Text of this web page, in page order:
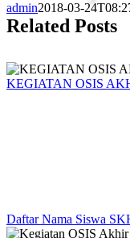
admin2018-03-
Related Posts
KEGIATAN OSIS
Daftar Nama Siswa